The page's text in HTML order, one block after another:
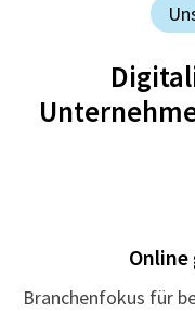
Branchenfokus für